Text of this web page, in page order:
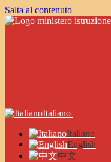
Salta al contenuto
Italiano
Italiano
English
中文